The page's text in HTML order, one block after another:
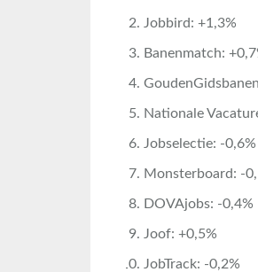
Jobbird: +1,3%
Banenmatch:
Nationale
Jobselectie: -0,6%
Monsterboard: -
DOVAjobs: -0,4%
Joof: +0,5%
JobTrack: -0,2%